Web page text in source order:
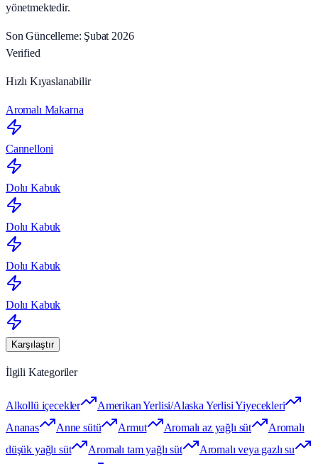
yönetmektedir.
Son Güncelleme: Şubat 2026
Verified
Hızlı Kıyaslanabilir
Aromalı Makarna
Cannelloni
Dolu Kabuk
Dolu Kabuk
Dolu Kabuk
Dolu Kabuk
Karşılaştır
İlgili Kategoriler
Alkollü içecekler
Amerikan Yerlisi/Alaska Yerlisi Yiyecekleri
Ananas
Anne sütü Armut Aromalı az yağlı süt
Aromalı
düşük yağlı süt
Aromalı tam yağlı süt
Aromalı veya gazlı su